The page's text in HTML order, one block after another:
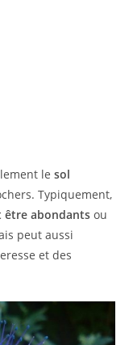
lesol
Typiquement,
être abondants ou
peut aussi
et des